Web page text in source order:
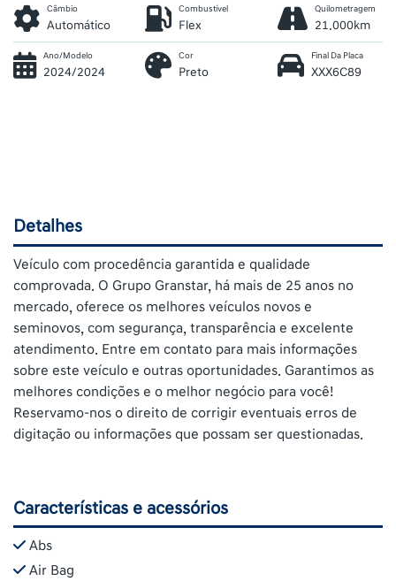
Câmbio
Automático
Combustível
Flex
Quilometragem
21.000km
Ano/Modelo
2024/2024
Cor
Preto
Final Da Placa
XXX6C89
Detalhes
Veículo com procedência garantida e qualidade
comprovada. O Grupo Granstar, há mais de 25 anos no
mercado, oferece os melhores veículos novos e
seminovos, com segurança, transparência e excelente
atendimento. Entre em contato para mais informações
sobre este veículo e outras oportunidades. Garantimos as
melhores condições e o melhor negócio para você!
Reservamo-nos o direito de corrigir eventuais erros de
digitação ou informações que possam ser questionadas.
Características e acessórios
Abs
Air Bag